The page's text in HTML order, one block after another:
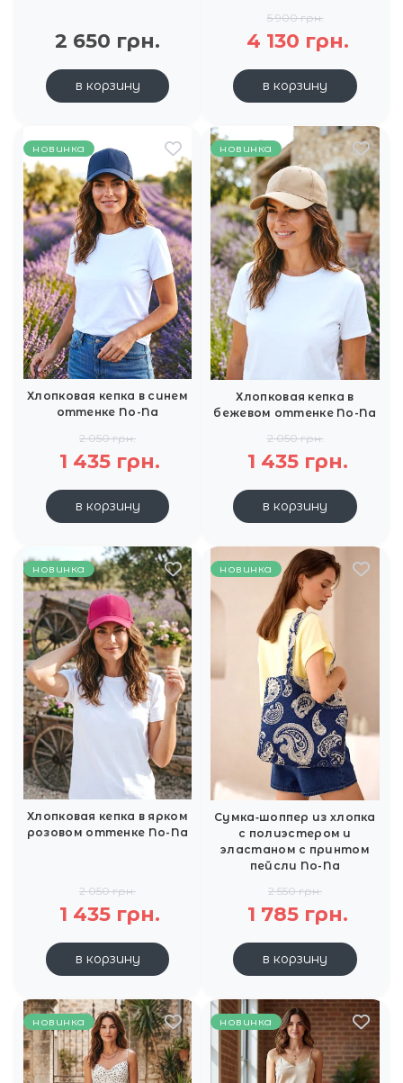
2 650 грн.
в корзину
5 900 грн.
4 130 грн.
в корзину
новинка
Хлопковая кепка в синем
оттенке No-Na
2 050 грн.
1 435 грн.
в корзину
новинка
Хлопковая кепка в
бежевом оттенке No-Na
2 050 грн.
1 435 грн.
в корзину
новинка
Хлопковая кепка в ярком
розовом оттенке No-Na
2 050 грн.
1 435 грн.
в корзину
новинка
Сумка‑шоппер из хлопка
с полиэстером и
эластаном с принтом
пейсли No-Na
2 550 грн.
1 785 грн.
в корзину
новинка новинка